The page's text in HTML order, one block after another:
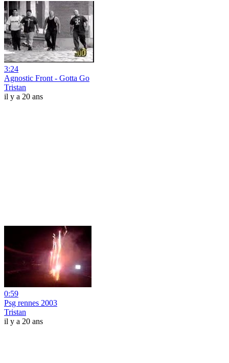
3:24
Agnostic Front - Gotta Go
Tristan
il y a 20 ans
0:59
Psg rennes 2003
Tristan
il y a 20 ans